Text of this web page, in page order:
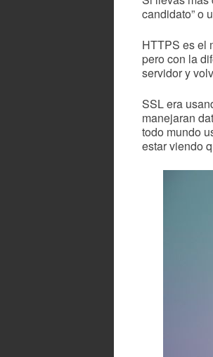
candidato” o
HTTPS es el
pero con la
servidor y
SSL era
manejaran
todo mundo
estar viendo